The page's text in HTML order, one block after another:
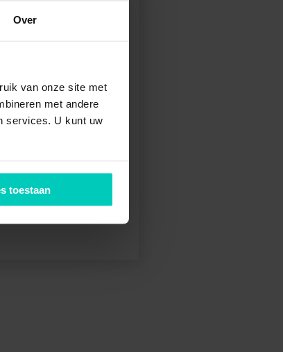
Over
van onze site met
met andere
services. U kunt uw
toestaan